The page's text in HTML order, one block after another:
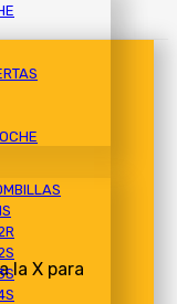
la X para